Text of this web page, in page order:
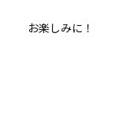
お楽しみに！